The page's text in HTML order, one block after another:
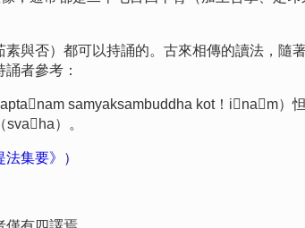
否）都可以持誦的。古來相傳的讀法，隨
者參考：
samyaksambuddha kot！inam）
）。
集要》）